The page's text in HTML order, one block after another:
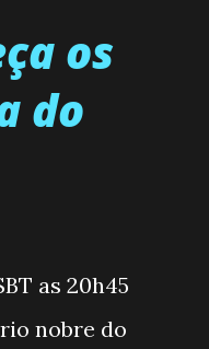
os
do
as 20h45
nobre do